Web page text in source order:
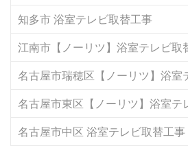
知多市 浴室テレビ取替工事
江南市【ノーリツ】浴室テレビ取
名古屋市瑞穂区【ノーリツ】浴室
名古屋市東区【ノーリツ】浴室テ
名古屋市中区 浴室テレビ取替工事